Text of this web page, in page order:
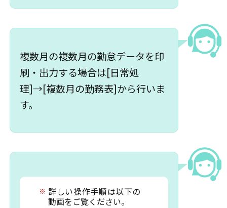
複数月の複数月の勤怠データを印
刷・出力する場合は[日常処
理]→[複数月の勤務表]から行いま
す。
※ 詳しい操作手順は以下の
動画をご覧ください。